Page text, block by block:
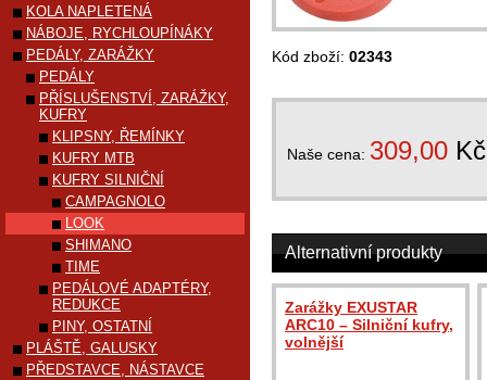
Kód zboží: 02343
Naše cena: 309,00 Kč
Alternativní produkty
Zarážky EXUSTAR
ARC10 – Silniční kufry,
volnější
KOLA NAPLETENÁ
NÁBOJE, RYCHLOUPÍNÁKY
PEDÁLY, ZARÁŽKY
PEDÁLY
PŘÍSLUŠENSTVÍ, ZARÁŽKY,
KUFRY
KLIPSNY, ŘEMÍNKY
KUFRY MTB
KUFRY SILNIČNÍ
CAMPAGNOLO
LOOK
SHIMANO
TIME
PEDÁLOVÉ ADAPTÉRY,
REDUKCE
PINY, OSTATNÍ
PLÁŠTĚ, GALUSKY
PŘEDSTAVCE, NÁSTAVCE